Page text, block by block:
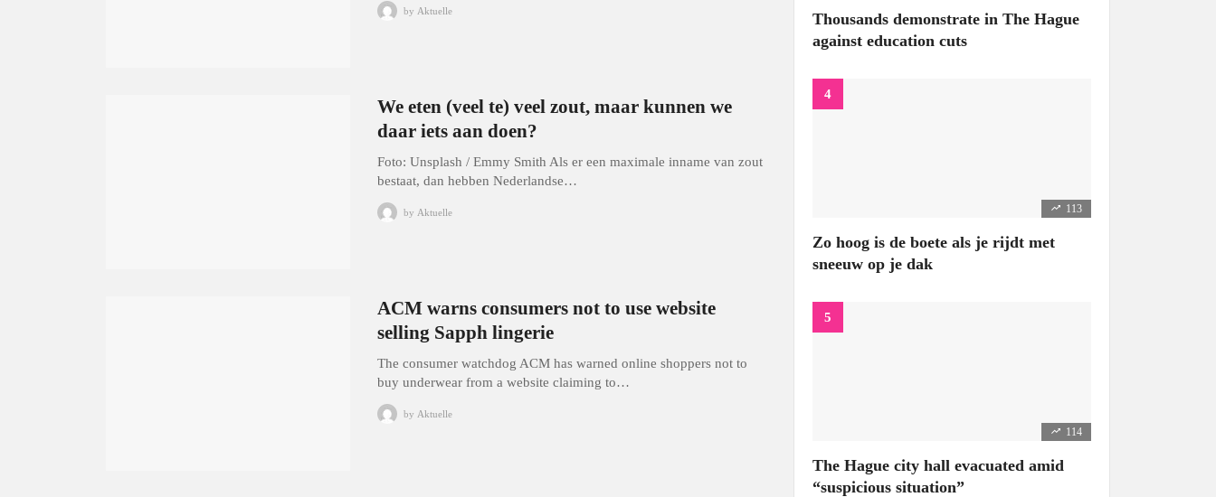
by Aktuelle
We eten (veel te) veel zout, maar kunnen we
daar iets aan doen?
Foto: Unsplash / Emmy Smith Als er een maximale inname van zout
bestaat, dan hebben Nederlandse…
by Aktuelle
ACM warns consumers not to use website
selling Sapph lingerie
The consumer watchdog ACM has warned online shoppers not to
buy underwear from a website claiming to…
by Aktuelle
Thousands demonstrate in The Hague
against education cuts
113
Zo hoog is de boete als je rijdt met
sneeuw op je dak
114
The Hague city hall evacuated amid
“suspicious situation”